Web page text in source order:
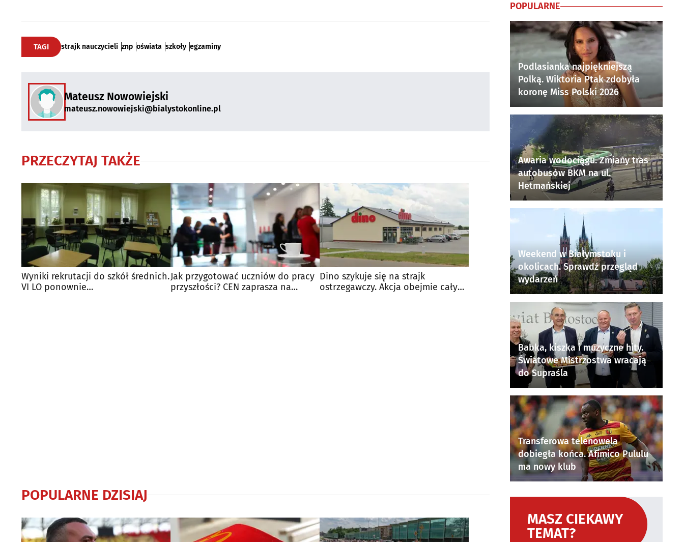
TAGI strajk nauczycieli znp oświata szkoły egzaminy
Mateusz Nowowiejski
mateusz.nowowiejski@bialystokonline.pl
PRZECZYTAJ TAKŻE
Wyniki rekrutacji do szkół średnich.
VI LO ponownie
Jak przygotować uczniów do pracy
przyszłości? CEN zaprasza na
Dino szykuje się na strajk
ostrzegawczy. Akcja obejmie cały
POPULARNE DZISIAJ
POPULARNE
Podlasianka najpiękniejszą
Polką. Wiktoria Ptak zdobyła
koronę Miss Polski 2026
Awaria wodociągu. Zmiany tras
autobusów BKM na ul.
Hetmańskiej
Weekend w Białymstoku i
okolicach. Sprawdź przegląd
wydarzeń
Babka, kiszka i muzyczne hity.
Światowe Mistrzostwa wracają
do Supraśla
Transferowa telenowela
dobiegła końca. Afimico Pululu
ma nowy klub
MASZ CIEKAWY
TEMAT?